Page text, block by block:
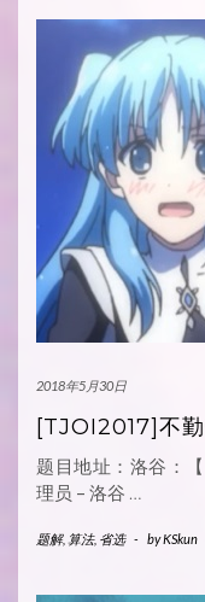
2018年5月30日
[TJOI2017]不
题目地址：洛谷：
理员 – 洛谷 …
题解, 算法, 省选 - byKSkun